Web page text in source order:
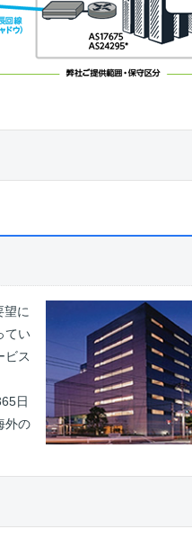
望に
てい
ビス
日
外の